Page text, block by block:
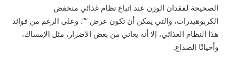
الصحيحة لفقدان الوزن عند اتباع نظام غذائي منخفض
الكربوهيدرات، والتي يمكن أن تكون عرض “”. وعلى الرغم من فوائد
هذا النظام الغذائي، إلا أنه يعاني من بعض الأضرار، مثل الإمساك،
وأحيانًا الصداع.